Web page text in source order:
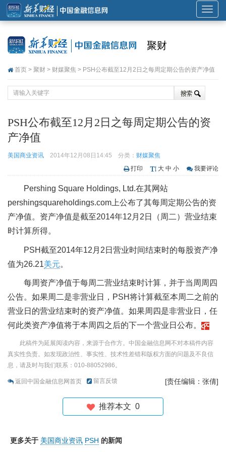
展
开
导
聚财
首页 > 聚财 > 财媒聚焦 > PSH公布截至12月2日之每周定期公告的资产净值
PSH公布截至12月2日之每周定期公告的资
产净值
美国商业资讯 2014年12月08日14:45 分类： 财媒聚焦
打印
大 中 小 我要评论
Pershing Square Holdings, Ltd.在其网站
pershingsquareholdings.com上公布了其每周定期公告的资
产净值。资产净值是截至2014年12月2日（周二）营业结束
时计算所得。
PSH截至2014年12月2日营业时间结束时的每股资产净
值为26.21美元。
每周资产净值于每周二营业结束时计算，并于当周周四
公告。如果周二是非营业日，PSH将计算截至本周二之前的
营业日的营业结束时的资产净值。如果周四是非营业日，任
何此类资产净值将于本周四之后的下一个营业日公布。
此稿件为延展阅读内容，来源于合作方。中国金融信息网不对本稿件内容
真实性负责。如发现政治性、事实性、技术性差错和版权方面的问题及不良信
息，请及时与我们联系：010-88052986。
返回中国金融信息网首页 留言反馈 [责任编辑：张倩]
推荐本文 0
更多关于 美国商业资讯 PSH 的新闻